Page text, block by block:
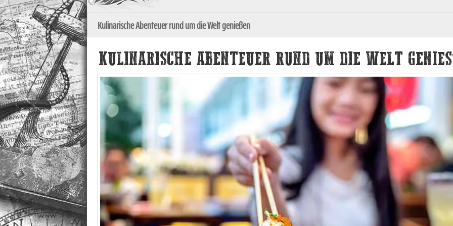
Kulinarische Abenteuer rund um die Welt genießen
KULINARISCHE ABENTEUER RUND UM DIE WELT